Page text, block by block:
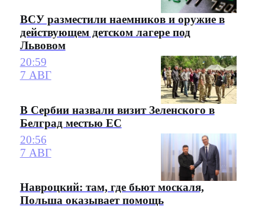
ВСУ разместили наемников и оружие в
действующем детском лагере под
Львовом
20:59
7 АВГ
В Сербии назвали визит Зеленского в
Белград местью ЕС
20:56
7 АВГ
Навроцкий: там, где бьют москаля,
Польша оказывает помощь